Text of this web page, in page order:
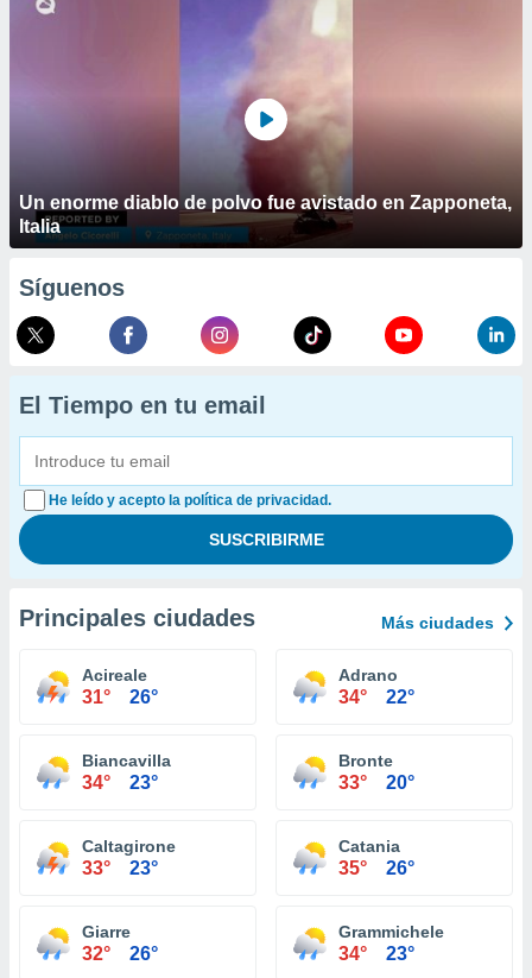
Un enorme diablo de polvo fue avistado en Zapponeta,
Italia
Síguenos
El Tiempo en tu email
He leído y acepto la política de privacidad.
Principales ciudades Más ciudades
Acireale
31° 26°
Adrano
34° 22°
Biancavilla
34° 23°
Bronte
33° 20°
Caltagirone
33° 23°
Catania
35° 26°
Giarre
32° 26°
Grammichele
34° 23°